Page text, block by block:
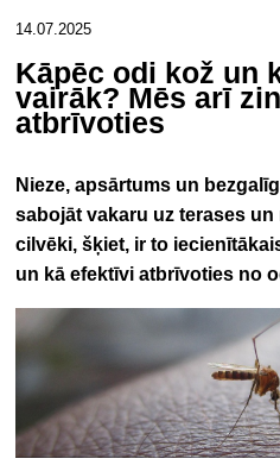
14.07.2025
Kāpēc odi kož un
vairāk? Mēs arī
atbrīvoties
Nieze, apsārtums un
sabojāt vakaru uz terases
cilvēki, šķiet, ir to
un kā efektīvi atbrīvoties no